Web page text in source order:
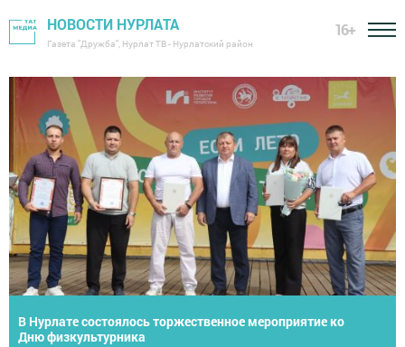
НОВОСТИ НУРЛАТА
Газета "Дружба", Нурлат ТВ - Нурлатский район
16+
Лучшие лесорубы Татарстана соревнуются в
Нурлатском районе